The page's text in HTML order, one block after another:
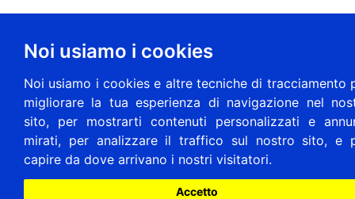
Noi usiamo i cookies
Noi usiamo i cookies e altre tecniche di tracciamento
migliorare la tua esperienza di navigazione nel
sito, per mostrarti contenuti personalizzati e
mirati, per analizzare il traffico sul nostro sito, e
capire da dove arrivano i nostri visitatori.
Accetto